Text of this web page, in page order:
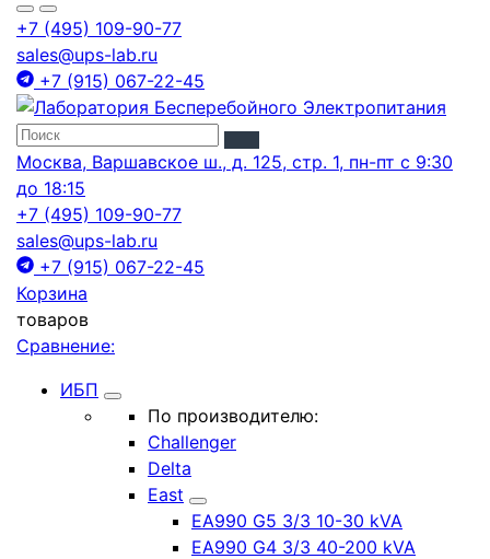
+7 (495) 109-90-77
sales@ups-lab.ru
+7 (915) 067-22-45
Москва, Варшавское ш., д. 125, стр. 1, пн-пт с 9:30
до 18:15
+7 (495) 109-90-77
sales@ups-lab.ru
+7 (915) 067-22-45
Корзина
товаров
Сравнение:
ИБП
По производителю:
Challenger
Delta
East
EA990 G5 3/3 10-30 kVA
EA990 G4 3/3 40-200 kVA